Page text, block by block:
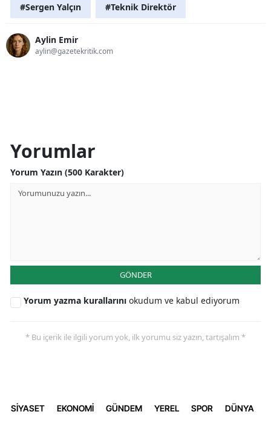
#Sergen Yalçın #Teknik Direktör
Aylin Emir
aylin@gazetekritik.com
Yorumlar
Yorum Yazın (500 Karakter)
GÖNDER
Yorum yazma kurallarını okudum ve kabul ediyorum
* Bu içerik ile ilgili yorum yok, ilk yorumu siz yazın, tartışalım *
SİYASET EKONOMİ GÜNDEM YEREL SPOR DÜNYA